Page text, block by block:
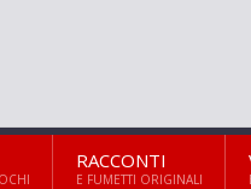
RACCONTI
E FUMETTI ORIGINALI